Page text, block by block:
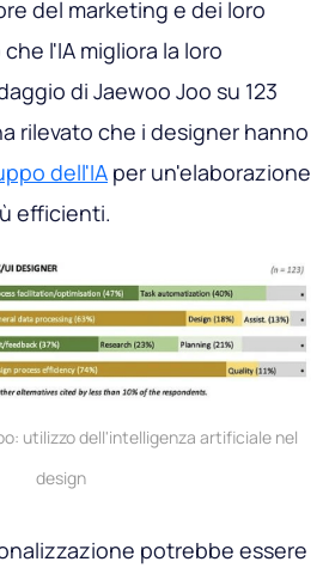
del marketing e dei loro
l'IA migliora la loro
di Jaewoo Joo su 123
rilevato che i designer hanno
dell'IA per un'elaborazione
efficienti.
utilizzo dell'intelligenza artificiale nel
design
potrebbe essere